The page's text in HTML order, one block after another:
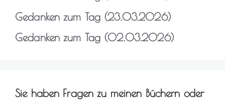
Gedanken zum Tag (23.03.2026)
Gedanken zum Tag (02.03.2026)
Sie haben Fragen zu meinen Büchern oder